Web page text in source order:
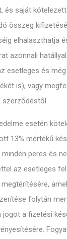
és saját
összeg
elhalaszthatja
azonnali
esetleges és
is), vagy
esetén
13% mértékű
peres és
az esetleges
folytán
a fizetési